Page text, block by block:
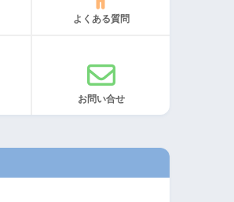
よくある質問
お問い合せ